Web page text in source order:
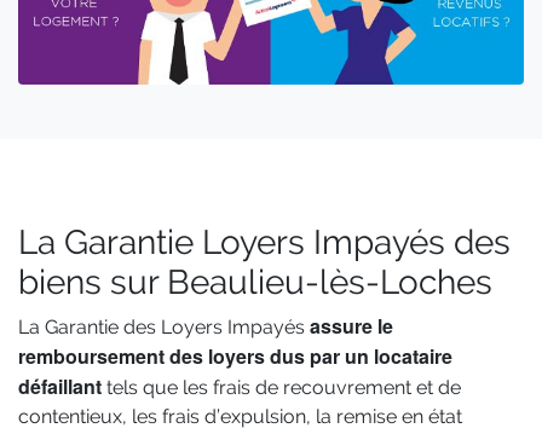
La Garantie Loyers Impayés des
biens sur Beaulieu-lès-Loches
La Garantie des Loyers Impayés assure le
remboursement des loyers dus par un locataire
défaillant tels que les frais de recouvrement et de
contentieux, les frais d’expulsion, la remise en état